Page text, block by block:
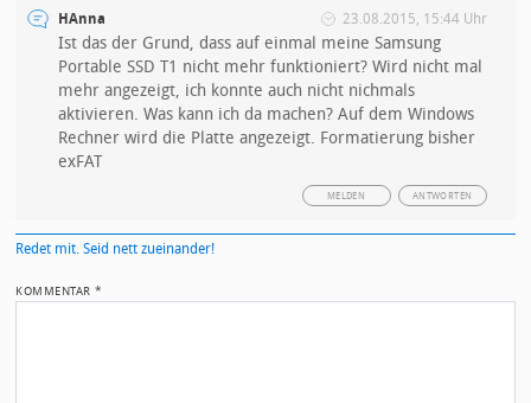
HAnna 23.08.2015, 15:44 Uhr
Ist das der Grund, dass auf einmal meine Samsung
Portable SSD T1 nicht mehr funktioniert? Wird nicht mal
mehr angezeigt, ich konnte auch nicht nichmals
aktivieren. Was kann ich da machen? Auf dem Windows
Rechner wird die Platte angezeigt. Formatierung bisher
exFAT
ANTWORTEN
MELDEN
Redet mit. Seid nett zueinander!
KOMMENTAR*